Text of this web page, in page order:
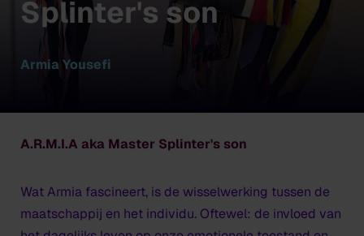
Splinter's son
Armia Yousefi
A.R.M.I.A aka Master Splinter's son
Wat Armia fascineert, is de wisselwerking tussen de
maatschappij en het individu. Oftewel: de invloed van